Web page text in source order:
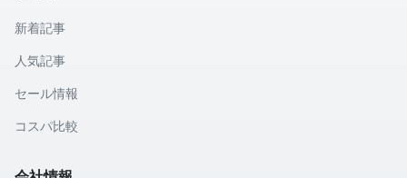
新着記事
人気記事
セール情報
コスパ比較